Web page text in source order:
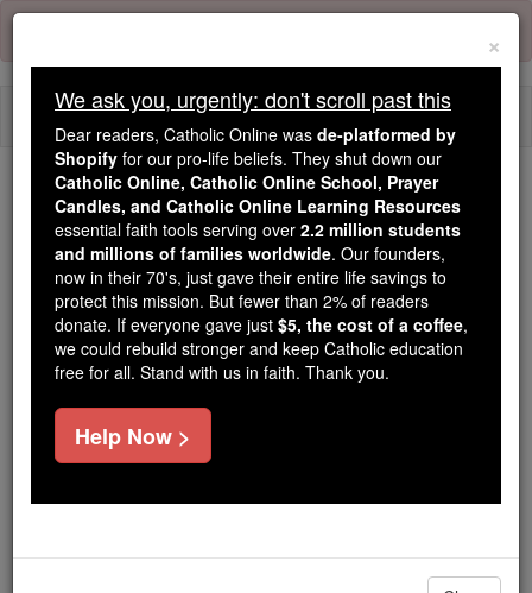
Skip
content
We ask you, urgently: don't scroll past this
Dear readers, Catholic Online
wasde-platformed by Shopify
for our pro-life beliefs. They
shut down ourCatholic
Online, Catholic Online School, Prayer Candles, and
tools serving over
families worldwide. Our founders, now in their 70's,
and keep Catholic education free for all. Stand with us
×
We ask you, urgently: don't scroll past this
Dear readers, Catholic Online was de-platformed by
Shopify for our pro-life beliefs. They shut down our
Catholic Online, Catholic Online School, Prayer
Candles, and Catholic Online Learning Resources
essential faith tools serving over 2.2 million students
and millions of families worldwide. Our founders,
now in their 70's, just gave their entire life savings to
protect this mission. But fewer than 2% of readers
donate. If everyone gave just $5, the cost of a coffee,
we could rebuild stronger and keep Catholic education
free for all. Stand with us in faith. Thank you.
Help Now >